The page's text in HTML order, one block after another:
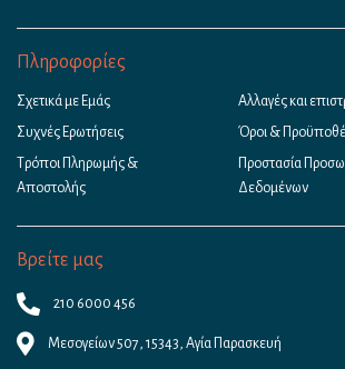
Πληροφορίες
Σχετικά με Εμάς
Συχνές Ερωτήσεις
Τρόποι Πληρωμής &
Αποστολής
Αλλαγές και
Όροι &
Προστασία
Δεδομένων
Βρείτε μας
210 6000 456
Μεσογείων 507, 15343, Αγία Παρασκευή